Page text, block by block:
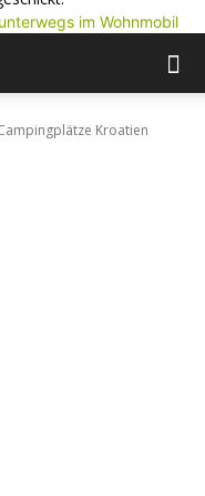
im Wohnmobil
Kroatien